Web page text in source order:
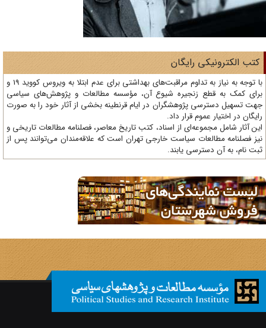
الکترونیکی رایگان
با توجه به نیاز به تداوم مراقبت‌های بهداشتی برای عدم ابتلا به ویروس کووید 19 و
کمک به قطع زنجیره شیوع آن، مؤسسه مطالعات و پژوهش‌های سیاسی
تسهیل دسترسی پژوهشگران در ایام قرنطینه بخشی از آثار خود را به صورت
در اختیار عموم قرار داد.
آثار شامل مجموعه‌ای از اسناد، کتب تاریخ معاصر، فصلنامه‌ مطالعات تاریخی و
فصلنامه مطالعات سیاست خارجی تهران است که علاقه‌مندان می‌توانند پس از
نام، به آن دسترسی یابند.